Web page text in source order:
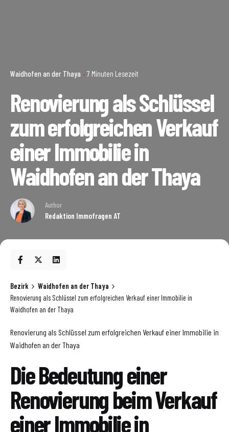
Waidhofen an der Thaya 7 Minuten Lesezeit
Renovierung als Schlüssel
zum erfolgreichen Verkauf
einer Immobilie in
Waidhofen an der Thaya
Author
Redaktion Immofragen AT
Bezirk
Waidhofen an der Thaya
Renovierung als Schlüssel zum erfolgreichen Verkauf einer Immobilie in
Waidhofen an der Thaya
Renovierung als Schlüssel zum erfolgreichen Verkauf einer Immobilie in
Waidhofen an der Thaya
Die Bedeutung einer
Renovierung beim Verkauf
einer Immobilie in